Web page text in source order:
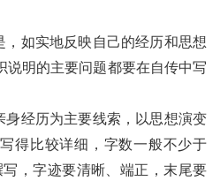
如实地反映自己的经历和思想
说明的主要问题都要在自传中写
经历为主要线索，以思想演变
得比较详细，字数一般不少于
，字迹要清晰、端正，末尾要